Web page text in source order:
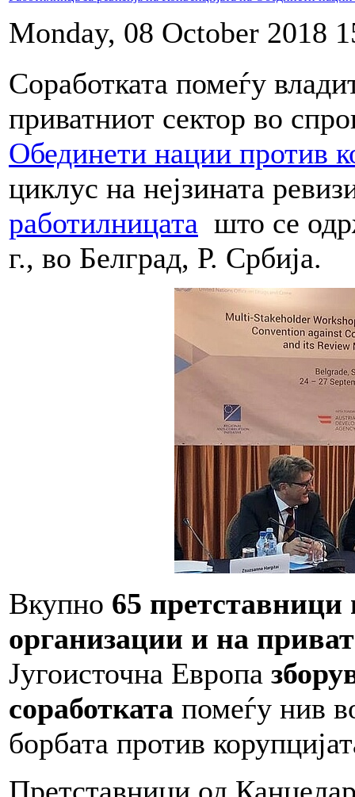
Monday, 08 October 2018
Соработката помеѓу
приватниот сектор во
Обединети нации против
циклус на нејзината
работилницата што се
г., во Белград, Р. Србија.
Вкупно 65 претставници
организации и на
Југоисточна Европа
соработката помеѓу нив
борбата против